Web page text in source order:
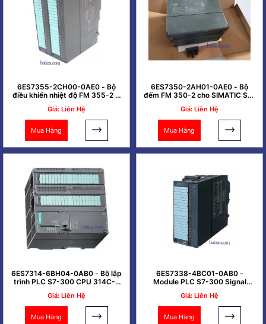
6ES7355-2CH00-0AE0 - Bộ
điều khiển nhiệt độ FM 355-2 C
Giá: Liên Hệ
Mua Hàng
6ES7350-2AH01-0AE0 - Bộ
đếm FM 350-2 cho SIMATIC S7-
Giá: Liên Hệ
Mua Hàng
6ES7314-6BH04-0AB0 - Bộ lập
trình PLC S7-300 CPU 314C-2
Giá: Liên Hệ
Mua Hàng
6ES7338-4BC01-0AB0 -
Module PLC S7-300 Signal
Giá: Liên Hệ
Mua Hàng